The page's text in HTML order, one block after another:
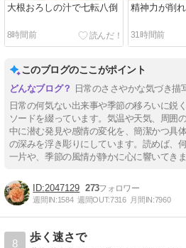
大根おろしの汁で七転八倒
8時間前
精神力が削
31時間前
このブログのここがポイント
日常のささやかな気づき描
日常の何気ない出来事や季節の移ろいに鋭
ソードを綴っています。気温や天気、周囲
中に潜む発見や感情の変化を、簡潔かつ具
の深みを浮き彫りにしています。読めば、
一片や、季節の風情が静かに心に響いてきま
2047129 273
週間IN:1584 週間OUT:7316 月間IN:7960
8
歩く速さで